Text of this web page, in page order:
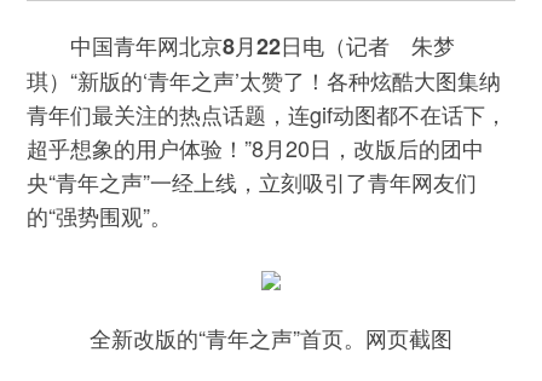
中国青年网北京8月22日电 （记者 朱梦
琪）“新版的‘青年之声’太赞了！各种炫酷大图集纳
青年们最关注的热点话题，连gif动图都不在话下，
超乎想象的用户体验！”8月20日，改版后的团中
央“青年之声”一经上线，立刻吸引了青年网友们
的“强势围观”。
全新改版的“青年之声”首页。网页截图